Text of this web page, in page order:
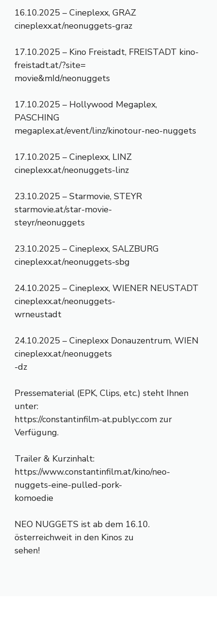
16.10.2025 – Cineplexx, GRAZ
cineplexx.at/neonuggets-graz
17.10.2025 – Kino Freistadt, FREISTADT kino-
freistadt.at/?site=
movie&mId/neonuggets
17.10.2025 – Hollywood Megaplex,
PASCHING
megaplex.at/event/linz/kinotour-neo-nuggets
17.10.2025 – Cineplexx, LINZ
cineplexx.at/neonuggets-linz
23.10.2025 – Starmovie, STEYR
starmovie.at/star-movie-
steyr/neonuggets
23.10.2025 – Cineplexx, SALZBURG
cineplexx.at/neonuggets-sbg
24.10.2025 – Cineplexx, WIENER NEUSTADT
cineplexx.at/neonuggets-
wrneustadt
24.10.2025 – Cineplexx Donauzentrum, WIEN
cineplexx.at/neonuggets
-dz
Pressematerial (EPK, Clips, etc.) steht Ihnen
unter:
https://constantinfilm-at.publyc.com zur
Verfügung.
Trailer & Kurzinhalt:
https://www.constantinfilm.at/kino/neo-
nuggets-eine-pulled-pork-
komoedie
NEO NUGGETS ist ab dem 16.10.
österreichweit in den Kinos zu
sehen!